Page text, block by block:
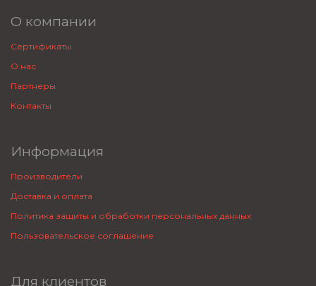
О компании
Сертификаты
О нас
Партнеры
Контакты
Информация
Производители
Доставка и оплата
Политика защиты и обработки персональных данных
Пользовательское соглашение
Для клиентов